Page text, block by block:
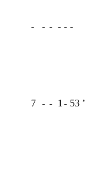
- - - - - -
7 - - 1 - 53 ʼ